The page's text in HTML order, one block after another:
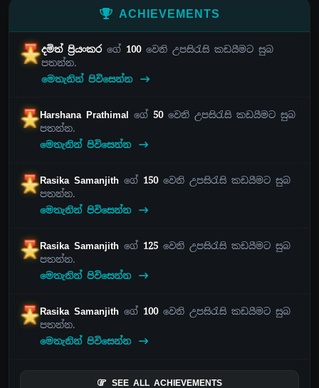
ACHIEVEMENTS
දමිත් ප්‍රියංකරගේ 100වෙනි උපසිරැසි කඩයීමට සුබ
පතන්න.
මෙතැනින් පිවිසෙන්න
Harshana Prathimal ගේ 50වෙනි උපසිරැසි කඩයීමට සුබ
පතන්න.
මෙතැනින් පිවිසෙන්න
Rasika Samanjithගේ 150වෙනි උපසිරැසි කඩයීමට සුබ
පතන්න.
මෙතැනින් පිවිසෙන්න
Rasika Samanjithගේ 125 වෙනි උපසිරැසි කඩයීමට සුබ
පතන්න.
මෙතැනින් පිවිසෙන්න
Rasika Samanjithගේ 100වෙනි උපසිරැසි කඩයීමට සුබ
පතන්න.
මෙතැනින් පිවිසෙන්න
SEE ALL ACHIEVEMENTS